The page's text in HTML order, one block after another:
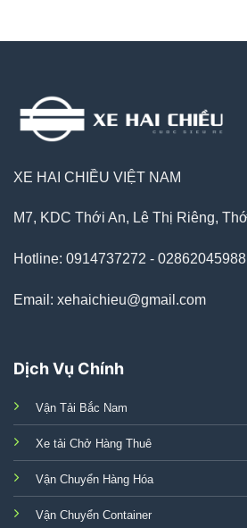
XE HAI CHIỀU VIỆT NAM
M7, KDC Thới An, Lê Thị Riêng,
Hotline: 0914737272 - 02862045988
Email: xehaichieu@gmail.com
Dịch Vụ Chính
Vận Tải Bắc Nam
Xe tải Chở Hàng Thuê
Vận Chuyển Hàng Hóa
Vận Chuyển Container